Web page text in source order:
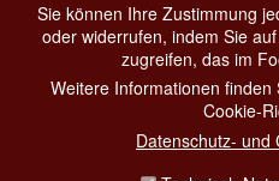
Sie können Ihre Zustimmung
oder widerrufen, indem Sie
zugreifen, das im
Weitere Informationen
Cookie-
Datenschutz- und